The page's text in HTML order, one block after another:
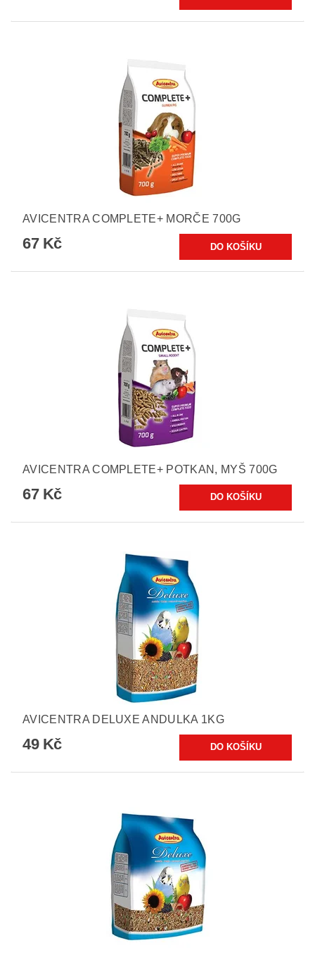
AVICENTRA COMPLETE+ MORČE 700G
67 Kč
AVICENTRA COMPLETE+ POTKAN, MYŠ 700G
67 Kč
AVICENTRA DELUXE ANDULKA 1KG
49 Kč